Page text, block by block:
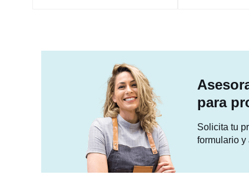
para
Solicita tu
formulario y